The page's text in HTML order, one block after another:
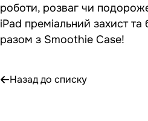
роботи, розваг чи
iPad преміальний захист
разом з Smoothie Case!
Назад до списку